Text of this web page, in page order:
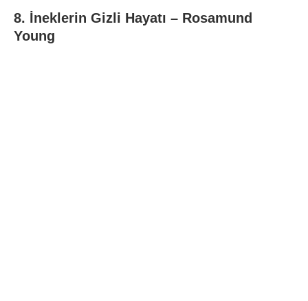
8. İneklerin Gizli Hayatı – Rosamund
Young